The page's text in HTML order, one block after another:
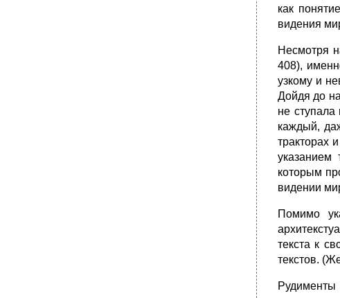
как
видения
Несмотря
408),
узкому и
Дойдя до
не
каждый,
тракторах
указанием
которым
видении
Помимо
текста к
текстов.